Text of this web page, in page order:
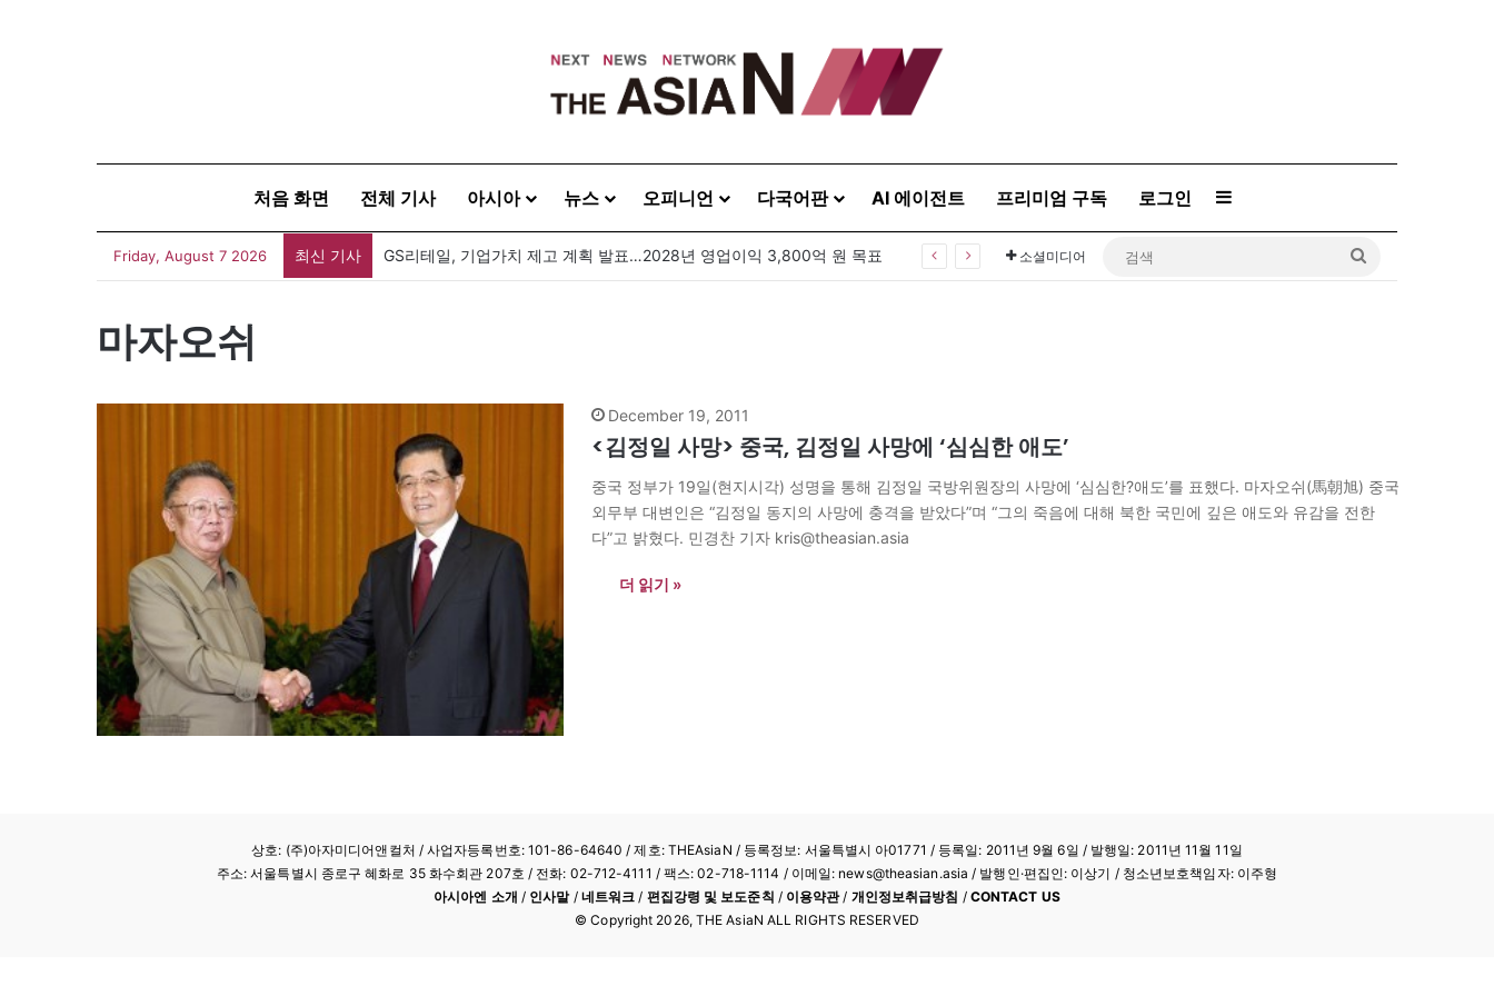
처음 화면 전체 기사 아시아 뉴스 오피니언 다국어판 AI 에이전트 프리미엄 구독 로그인 Sidebar
Friday, August 7 2026 최신 기사 GS리테일, 기업가치 제고 계획 발표…2028년 영업이익 3,800억 원 목표 소셜미디어
마자오쉬
December 19, 2011
<김정일 사망> 중국, 김정일 사망에 ‘심심한 애도’
중국 정부가 19일(현지시각) 성명을 통해 김정일 국방위원장의 사망에 ‘심심한?애도’를 표했다. 마자오쉬(馬朝旭) 중국
외무부 대변인은 “김정일 동지의 사망에 충격을 받았다”며 “그의 죽음에 대해 북한 국민에 깊은 애도와 유감을 전한
다”고 밝혔다. 민경찬 기자 kris@theasian.asia
더 읽기 »
상호: (주)아자미디어앤컬처 /사업자등록번호: 101-86-64640 / 제호: THEAsiaN / 등록정보: 서울특별시 아01771 / 등록일: 2011년 9월 6일 / 발행일: 2011년 11월 11일
주소: 서울특별시 종로구 혜화로 35 화수회관 207호 / 전화: 02-712-4111 / 팩스: 02-718-1114 / 이메일: news@theasian.asia / 발행인·편집인: 이상기 / 청소년보호책임자: 이주형
아시아엔 소개 / 인사말/ 네트워크 / 편집강령 및 보도준칙 / 이용약관/ 개인정보취급방침 / CONTACT US
© Copyright 2026, THE AsiaN ALL RIGHTS RESERVED